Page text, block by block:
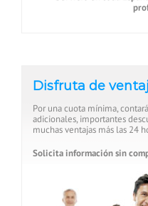
Disfruta de
Por una cuota mínima,
adicionales, importantes
muchas ventajas más las 24
Solicita información sin